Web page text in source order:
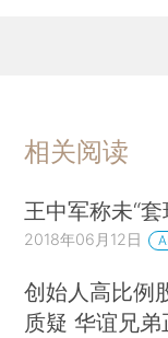
相关阅读
王中军称未“
2018年06月12日
创始人高比例
质疑 华谊兄弟